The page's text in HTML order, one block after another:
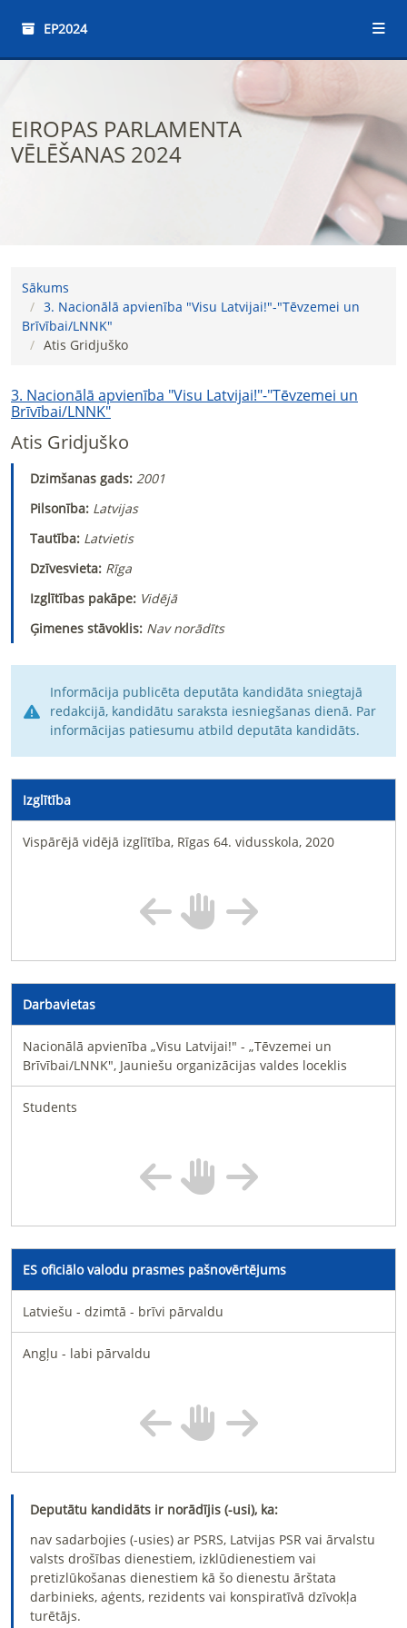
EP2024
EIROPAS PARLAMENTA
VĒLĒŠANAS 2024
Sākums
3. Nacionālā apvienība "Visu Latvijai!"-"Tēvzemei un
Brīvībai/LNNK"
Atis Gridjuško
3. Nacionālā apvienība "Visu Latvijai!"-"Tēvzemei un
Brīvībai/LNNK"
Atis Gridjuško
Dzimšanas gads: 2001
Pilsonība: Latvijas
Tautība: Latvietis
Dzīvesvieta: Rīga
Izglītības pakāpe: Vidējā
Ģimenes stāvoklis: Nav norādīts
Informācija publicēta deputāta kandidāta sniegtajā
redakcijā, kandidātu saraksta iesniegšanas dienā. Par
informācijas patiesumu atbild deputāta kandidāts.
Izglītība
Vispārējā vidējā izglītība, Rīgas 64. vidusskola, 2020
Darbavietas
Nacionālā apvienība „Visu Latvijai!" - „Tēvzemei un
Brīvībai/LNNK", Jauniešu organizācijas valdes loceklis
Students
ES oficiālo valodu prasmes pašnovērtējums
Latviešu - dzimtā - brīvi pārvaldu
Angļu - labi pārvaldu
Deputātu kandidāts ir norādījis (-usi), ka:
nav sadarbojies (-usies) ar PSRS, Latvijas PSR vai ārvalstu
valsts drošības dienestiem, izklūdienestiem vai
pretizlūkošanas dienestiem kā šo dienestu ārštata
darbinieks, aģents, rezidents vai konspiratīvā dzīvokļa
turētājs.